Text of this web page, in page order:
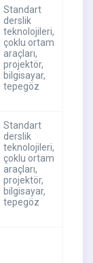
Standart
derslik
teknolojileri,
çoklu ortam
araçları,
projektör,
bilgisayar,
tepegöz
Standart
derslik
teknolojileri,
çoklu ortam
araçları,
projektör,
bilgisayar,
tepegöz